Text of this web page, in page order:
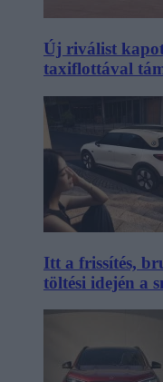
Új riválist
taxiflottával
Itt a frissítés,
töltési idején a